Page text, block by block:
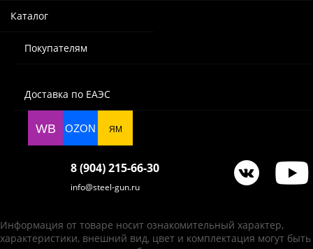
Каталог
Покупателям
Доставка по ЕАЭС
WB OZON ЯМ
8 (904) 215-66-30
info@steel-gun.ru
Информация от товаре носит ознакомительный характер,
характеристики, внешний вид, цвет и комплектация могут быть